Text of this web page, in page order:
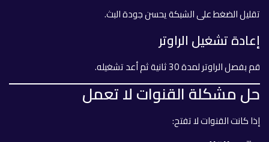
تقليل الضغط على الشبكة يحسن جودة البث.
إعادة تشغيل الراوتر
قم بفصل الراوتر لمدة 30 ثانية ثم أعد تشغيله.
حل مشكلة القنوات لا تعمل
إذا كانت القنوات لا تفتح: